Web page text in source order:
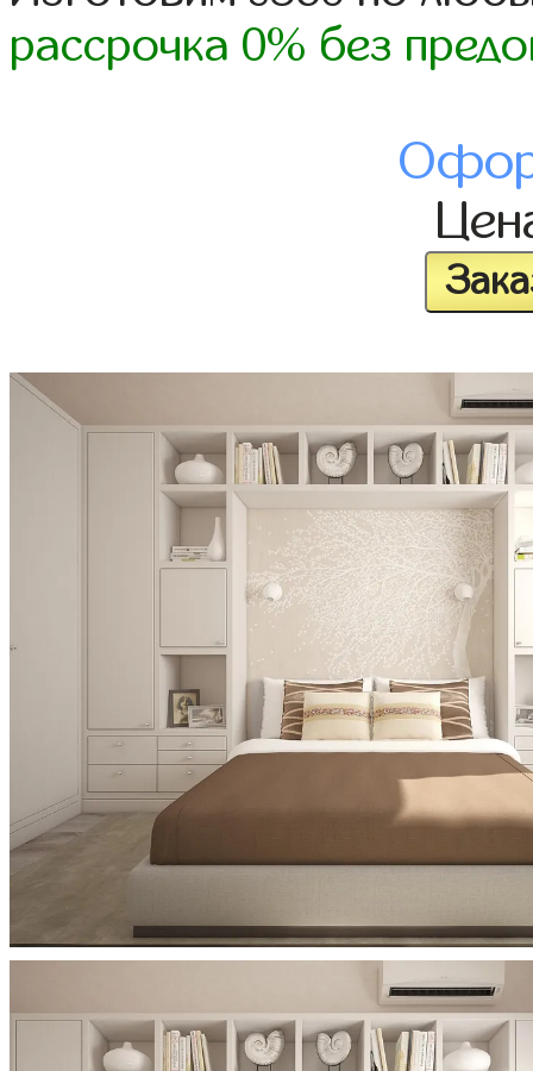
рассрочка 0% без